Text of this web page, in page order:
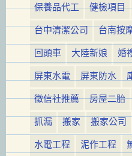
保養品代工
健檢項目
台中清潔公司
台南按
回頭車
大陸新娘 婚
屏東水電
屏東防水
徵信社推薦
房屋二胎
抓漏
搬家 搬家公司
水電工程
泥作工程